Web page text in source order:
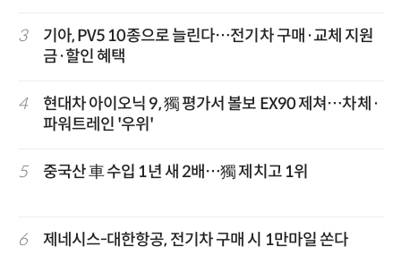
3
기아, PV5 10종으로 늘린다…전기차 구매·교체 지원
금·할인 혜택
4
현대차 아이오닉 9, 獨 평가서 볼보 EX90 제쳐…차체·
파워트레인 '우위'
5 중국산 車 수입 1년 새 2배…獨 제치고 1위
6 제네시스-대한항공, 전기차 구매 시 1만마일 쏜다